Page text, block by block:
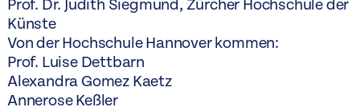
Prof. Dr. Judith Siegmund, Zürcher Hochschule der
Künste
Von der Hochschule Hannover kommen:
Prof. Luise Dettbarn
Alexandra Gomez Kaetz
Annerose Keßler